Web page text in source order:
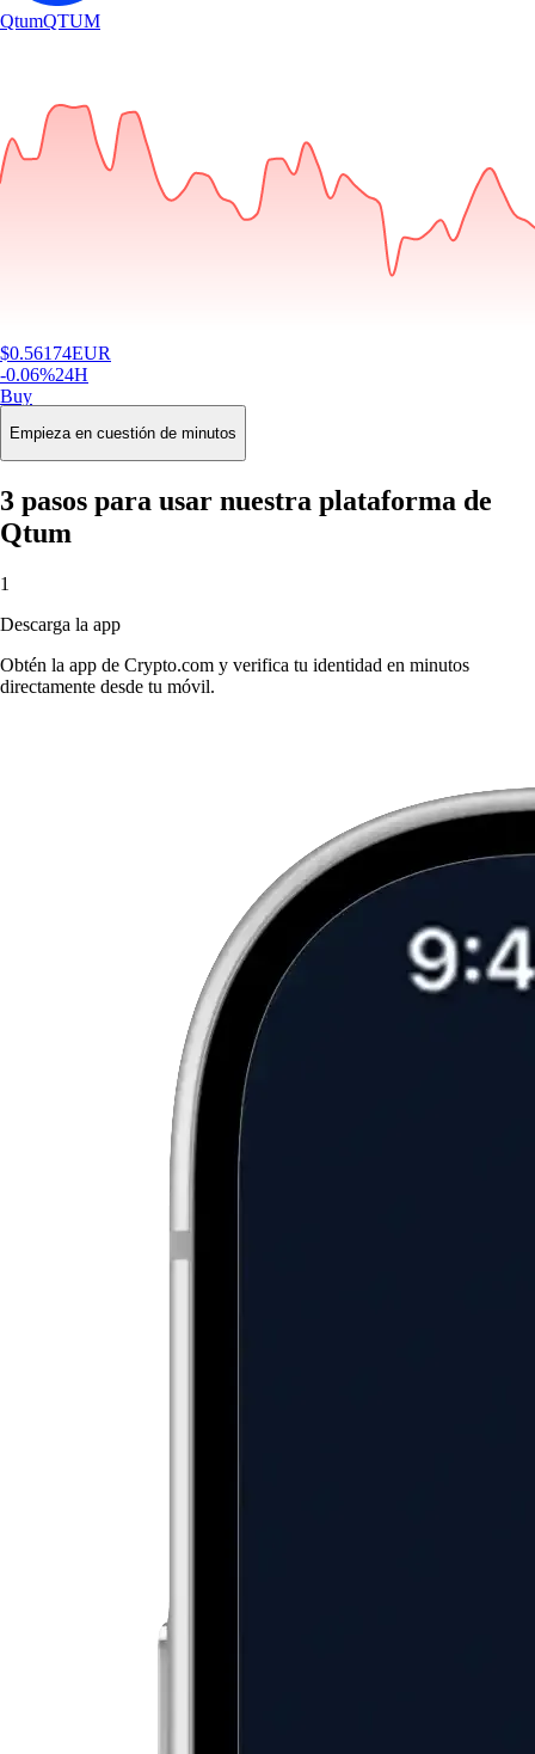
QtumQTUM
$0.56174EUR
-0.06%24H
Buy
Empieza en cuestión de minutos
3 pasos para usar nuestra plataforma de
Qtum
1
Descarga la app
Obtén la app de Crypto.com y verifica tu identidad en minutos
directamente desde tu móvil.